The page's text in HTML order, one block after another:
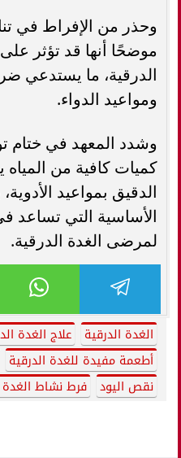
وحذر من الإفراط في
موضحًا أنها قد تؤثر
الدرقية، ما يستدعي
ومواعيد الدواء.
وشدد المعهد في ختام
كميات كافية من المياه
الدقيق بمواعيد
الأساسية التي تساعد
لمرضى الغدة الدرقية.
الغدة الدرقية
علاج الغدة
أطعمة مفيدة للغدة الدرقية
نقص اليود
فرط نشاط الغدة